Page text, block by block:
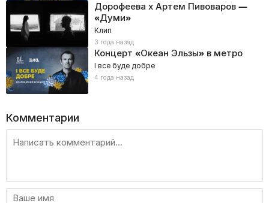
Дорофеева x Артем Пивоваров —
«Думи»
Клип
3 года назад
Концерт «Океан Эльзы» в метро
І все буде добре
4 года назад
Комментарии